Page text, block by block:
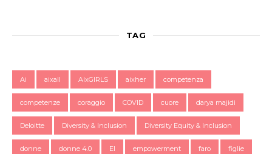
TAG
Ai aixall AIxGIRLS aixher competenza
competenze coraggio COVID cuore darya majidi
Deloitte Diversity & Inclusion Diversity Equity & Inclusion
donne donne 4.0 EI empowerment faro figlie